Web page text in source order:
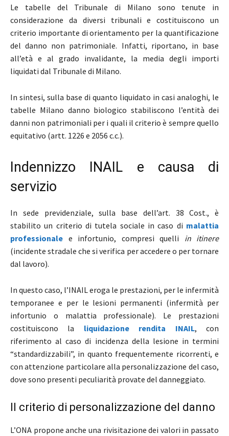
Le tabelle del Tribunale di Milano sono tenute in
considerazione da diversi tribunali e costituiscono un
criterio importante di orientamento per la quantificazione
del danno non patrimoniale. Infatti, riportano, in base
all’età e al grado invalidante, la media degli importi
liquidati dal Tribunale di Milano.
In sintesi, sulla base di quanto liquidato in casi analoghi, le
tabelle Milano danno biologico stabiliscono l’entità dei
danni non patrimoniali per i quali il criterio è sempre quello
equitativo (artt. 1226 e 2056 c.c.).
Indennizzo INAIL e causa di
servizio
In sede previdenziale, sulla base dell’art. 38 Cost., è
stabilito un criterio di tutela sociale in caso di malattia
professionale e infortunio, compresi quelli in itinere
(incidente stradale che si verifica per accedere o per tornare
dal lavoro).
In questo caso, l’INAIL eroga le prestazioni, per le infermità
temporanee e per le lesioni permanenti (infermità per
infortunio o malattia professionale). Le prestazioni
costituiscono la liquidazione rendita INAIL, con
riferimento al caso di incidenza della lesione in termini
“standardizzabili”, in quanto frequentemente ricorrenti, e
con attenzione particolare alla personalizzazione del caso,
dove sono presenti peculiarità provate del danneggiato.
Il criterio di personalizzazione del danno
L’ONA propone anche una rivisitazione dei valori in passato